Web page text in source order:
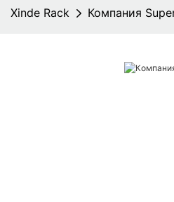
Xinde Rack Компания